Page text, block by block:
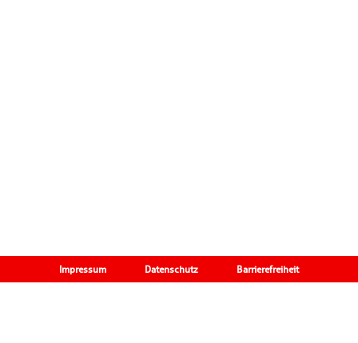
Impressum Datenschutz Barrierefreiheit